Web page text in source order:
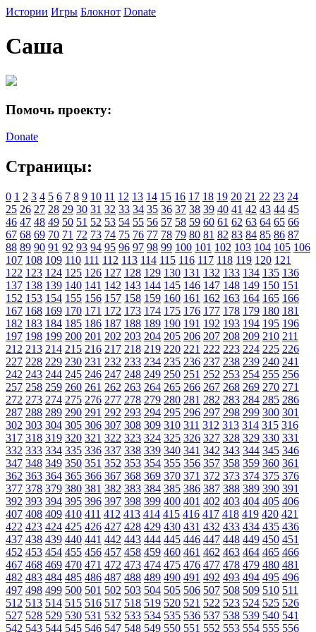
Истории Игры Блокнот Donate
Саша
Помочь проекту:
Donate
Страницы:
0 1 2 3 4 5 6 7 8 9 10 11 12 13 14 15 16 17 18 19 20 21 22 23 24
25 26 27 28 29 30 31 32 33 34 35 36 37 38 39 40 41 42 43 44 45
46 47 48 49 50 51 52 53 54 55 56 57 58 59 60 61 62 63 64 65 66
67 68 69 70 71 72 73 74 75 76 77 78 79 80 81 82 83 84 85 86 87
88 89 90 91 92 93 94 95 96 97 98 99 100 101 102 103 104 105 106
107 108 109 110 111 112 113 114 115 116 117 118 119 120 121
122 123 124 125 126 127 128 129 130 131 132 133 134 135 136
137 138 139 140 141 142 143 144 145 146 147 148 149 150 151
152 153 154 155 156 157 158 159 160 161 162 163 164 165 166
167 168 169 170 171 172 173 174 175 176 177 178 179 180 181
182 183 184 185 186 187 188 189 190 191 192 193 194 195 196
197 198 199 200 201 202 203 204 205 206 207 208 209 210 211
212 213 214 215 216 217 218 219 220 221 222 223 224 225 226
227 228 229 230 231 232 233 234 235 236 237 238 239 240 241
242 243 244 245 246 247 248 249 250 251 252 253 254 255 256
257 258 259 260 261 262 263 264 265 266 267 268 269 270 271
272 273 274 275 276 277 278 279 280 281 282 283 284 285 286
287 288 289 290 291 292 293 294 295 296 297 298 299 300 301
302 303 304 305 306 307 308 309 310 311 312 313 314 315 316
317 318 319 320 321 322 323 324 325 326 327 328 329 330 331
332 333 334 335 336 337 338 339 340 341 342 343 344 345 346
347 348 349 350 351 352 353 354 355 356 357 358 359 360 361
362 363 364 365 366 367 368 369 370 371 372 373 374 375 376
377 378 379 380 381 382 383 384 385 386 387 388 389 390 391
392 393 394 395 396 397 398 399 400 401 402 403 404 405 406
407 408 409 410 411 412 413 414 415 416 417 418 419 420 421
422 423 424 425 426 427 428 429 430 431 432 433 434 435 436
437 438 439 440 441 442 443 444 445 446 447 448 449 450 451
452 453 454 455 456 457 458 459 460 461 462 463 464 465 466
467 468 469 470 471 472 473 474 475 476 477 478 479 480 481
482 483 484 485 486 487 488 489 490 491 492 493 494 495 496
497 498 499 500 501 502 503 504 505 506 507 508 509 510 511
512 513 514 515 516 517 518 519 520 521 522 523 524 525 526
527 528 529 530 531 532 533 534 535 536 537 538 539 540 541
542 543 544 545 546 547 548 549 550 551 552 553 554 555 556